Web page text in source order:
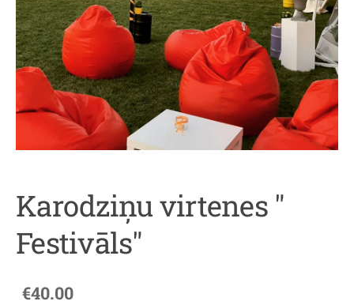
Karodziņu virtenes "
Festivāls"
€40.00